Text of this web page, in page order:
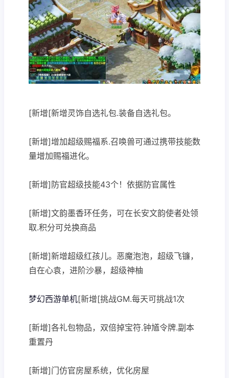
[新增[新增灵饰自选礼包.装备自选礼包。
[新增]增加超级赐福系.召唤兽可通过携带技能数
量增加赐福进化。
[新增]防官超级技能43个！依据防官属性
[新增]文韵墨香环任务，可在长安文韵使者处领
取.积分可兑换商品
[新增]新增超级红孩儿。恶魔泡泡，超级飞镰，
自在心袁，进阶沙暴，超级神柚
梦幻西游单机[新增[挑战GM.每天可挑战1次
[新增]各礼包物品，双倍掉宝符.钟馗令牌.副本
重置丹
[新增]门仿官房屋系统，优化房屋